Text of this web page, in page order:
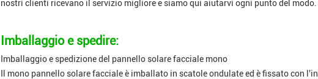
nostri clienti ricevano il servizio migliore e siamo qui aiutarvi ogni punto del modo.
Imballaggio e spedire:
Imballaggio e spedizione del pannello solare facciale mono
Il mono pannello solare facciale è imballato in scatole ondulate ed è fissato con